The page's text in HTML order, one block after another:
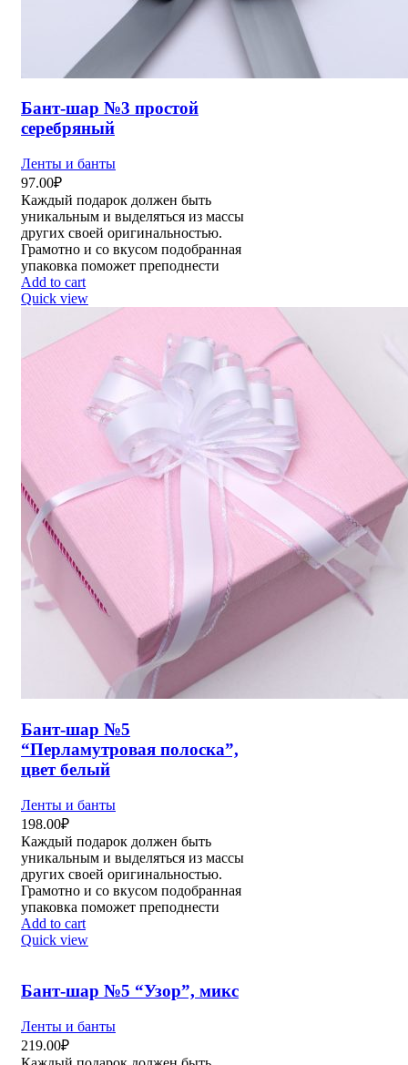
Бант-шар №3 простой
серебряный
Ленты и банты
97.00₽
Каждый подарок должен быть
уникальным и выделяться из массы
других своей оригинальностью.
Грамотно и со вкусом подобранная
упаковка поможет преподнести
Add to cart
Quick view
Бант-шар №5
“Перламутровая полоска”,
цвет белый
Ленты и банты
198.00₽
Каждый подарок должен быть
уникальным и выделяться из массы
других своей оригинальностью.
Грамотно и со вкусом подобранная
упаковка поможет преподнести
Add to cart
Quick view
Бант-шар №5 “Узор”, микс
Ленты и банты
219.00₽